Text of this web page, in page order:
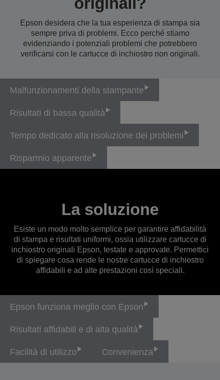
Epson desidera che la tua esperienza di stampa sia
sempre priva di problemi. Ecco perché stiamo
evidenziando i potenziali problemi che potrebbero
verificarsi con le cartucce di inchiostro non originali.
Malfunzionamenti della stampante
Risultati di bassa qualità
Tempo dedicato alla risoluzione dei problemi
Risparmio apparente
La soluzione
Esiste un modo molto semplice per garantire affidabilità
di stampa e risultati uniformi, ossia utilizzare cartucce di
inchiostro originali Epson, testate e approvate. Permettici
di spiegare cosa rende le nostre cartucce di inchiostro
affidabili e ad alte prestazioni così speciali.
Epson funziona meglio con Epson
Risultati affidabili e di alta qualità
Facilità di utilizzo Convenienza